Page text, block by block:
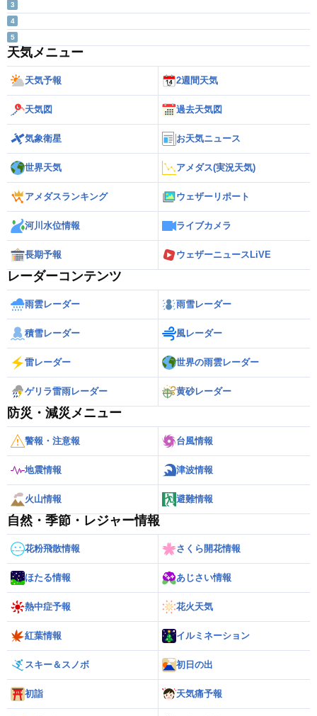
3
4
5
天気メニュー
天気予報 2週間天気
天気図 過去天気図
気象衛星 お天気ニュース
世界天気 アメダス(実況天気)
アメダスランキング ウェザーリポート
河川水位情報 ライブカメラ
長期予報 ウェザーニュースLiVE
レーダーコンテンツ
雨雲レーダー 雨雪レーダー
積雪レーダー 風レーダー
雷レーダー 世界の雨雲レーダー
ゲリラ雷雨レーダー 黄砂レーダー
防災・減災メニュー
警報・注意報 台風情報
地震情報 津波情報
火山情報 避難情報
自然・季節・レジャー情報
花粉飛散情報 さくら開花情報
ほたる情報 あじさい情報
熱中症予報 花火天気
紅葉情報 イルミネーション
スキー＆スノボ 初日の出
初詣 天気痛予報